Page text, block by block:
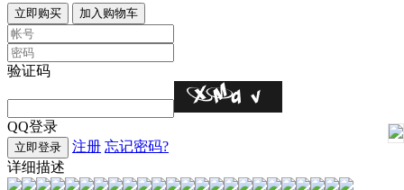
立即购买 加入购物车
验证码
QQ登录
立即登录 注册 忘记密码?
详细描述